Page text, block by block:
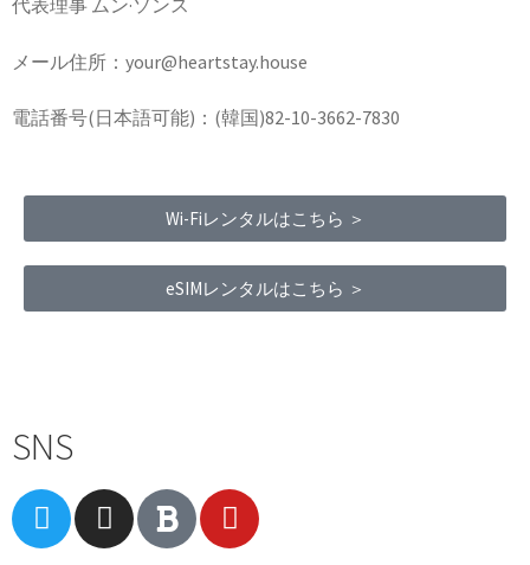
代表理事 ムン·ソンス
メール住所：your@heartstay.house
電話番号(日本語可能)：(韓国)82-10-3662-7830
Wi-Fiレンタルはこちら ＞
eSIMレンタルはこちら ＞
SNS